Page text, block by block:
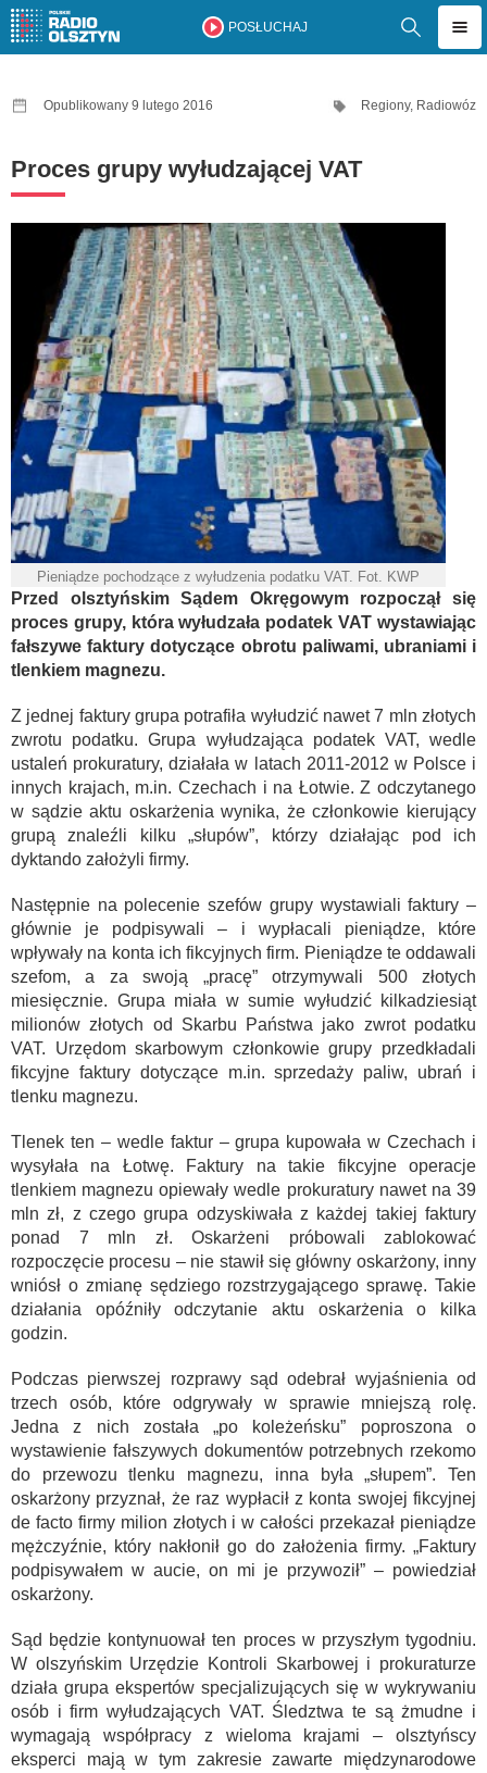
POSŁUCHAJ
Opublikowany 9 lutego 2016 Regiony, Radiowóz
Proces grupy wyłudzającej VAT
Pieniądze pochodzące z wyłudzenia podatku VAT. Fot. KWP
Przed olsztyńskim Sądem Okręgowym rozpoczął się
proces grupy, która wyłudzała podatek VAT wystawiając
fałszywe faktury dotyczące obrotu paliwami, ubraniami i
tlenkiem magnezu.
Z jednej faktury grupa potrafiła wyłudzić nawet 7 mln złotych
zwrotu podatku. Grupa wyłudzająca podatek VAT, wedle
ustaleń prokuratury, działała w latach 2011-2012 w Polsce i
innych krajach, m.in. Czechach i na Łotwie. Z odczytanego
w sądzie aktu oskarżenia wynika, że członkowie kierujący
grupą znaleźli kilku „słupów”, którzy działając pod ich
dyktando założyli firmy.
Następnie na polecenie szefów grupy wystawiali faktury –
głównie je podpisywali – i wypłacali pieniądze, które
wpływały na konta ich fikcyjnych firm. Pieniądze te oddawali
szefom, a za swoją „pracę” otrzymywali 500 złotych
miesięcznie. Grupa miała w sumie wyłudzić kilkadziesiąt
milionów złotych od Skarbu Państwa jako zwrot podatku
VAT. Urzędom skarbowym członkowie grupy przedkładali
fikcyjne faktury dotyczące m.in. sprzedaży paliw, ubrań i
tlenku magnezu.
Tlenek ten – wedle faktur – grupa kupowała w Czechach i
wysyłała na Łotwę. Faktury na takie fikcyjne operacje
tlenkiem magnezu opiewały wedle prokuratury nawet na 39
mln zł, z czego grupa odzyskiwała z każdej takiej faktury
ponad 7 mln zł. Oskarżeni próbowali zablokować
rozpoczęcie procesu – nie stawił się główny oskarżony, inny
wniósł o zmianę sędziego rozstrzygającego sprawę. Takie
działania opóźniły odczytanie aktu oskarżenia o kilka
godzin.
Podczas pierwszej rozprawy sąd odebrał wyjaśnienia od
trzech osób, które odgrywały w sprawie mniejszą rolę.
Jedna z nich została „po koleżeńsku” poproszona o
wystawienie fałszywych dokumentów potrzebnych rzekomo
do przewozu tlenku magnezu, inna była „słupem”. Ten
oskarżony przyznał, że raz wypłacił z konta swojej fikcyjnej
de facto firmy milion złotych i w całości przekazał pieniądze
mężczyźnie, który nakłonił go do założenia firmy. „Faktury
podpisywałem w aucie, on mi je przywoził” – powiedział
oskarżony.
Sąd będzie kontynuował ten proces w przyszłym tygodniu.
W olszyńskim Urzędzie Kontroli Skarbowej i prokuraturze
działa grupa ekspertów specjalizujących się w wykrywaniu
osób i firm wyłudzających VAT. Śledztwa te są żmudne i
wymagają współpracy z wieloma krajami – olsztyńscy
eksperci mają w tym zakresie zawarte międzynarodowe